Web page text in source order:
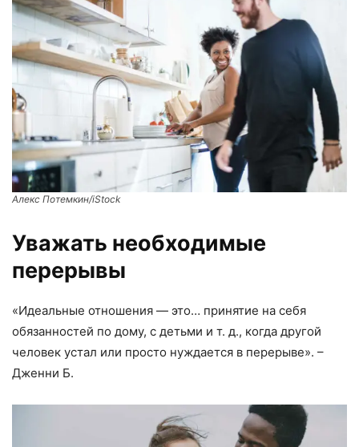
Алекс Потемкин/iStock
Уважать необходимые
перерывы
«Идеальные отношения — это… принятие на себя
обязанностей по дому, с детьми и т. д., когда другой
человек устал или просто нуждается в перерыве». –
Дженни Б.